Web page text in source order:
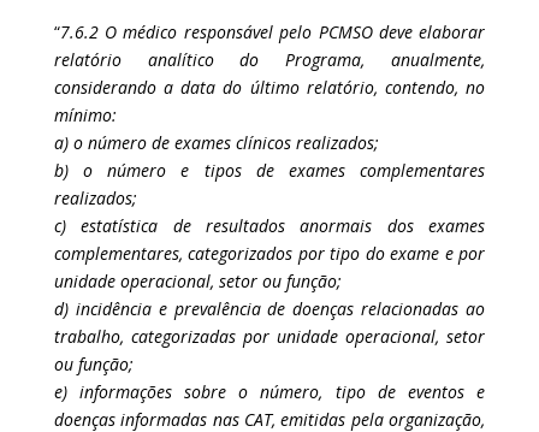
“7.6.2 O médico responsável pelo PCMSO deve elaborar
relatório analítico do Programa, anualmente,
considerando a data do último relatório, contendo, no
mínimo:
a) o número de exames clínicos realizados;
b) o número e tipos de exames complementares
realizados;
c) estatística de resultados anormais dos exames
complementares, categorizados por tipo do exame e por
unidade operacional, setor ou função;
d) incidência e prevalência de doenças relacionadas ao
trabalho, categorizadas por unidade operacional, setor
ou função;
e) informações sobre o número, tipo de eventos e
doenças informadas nas CAT, emitidas pela organização,